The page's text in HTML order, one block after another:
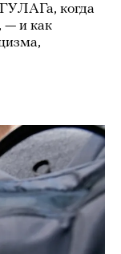
когда
— и как